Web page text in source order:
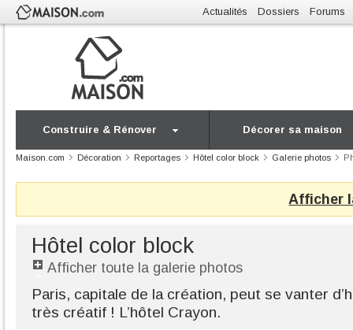
Actualités Dossiers Forums
Construire & Rénover Décorer sa maison
Maison.com Décoration Reportages Hôtel color block Galerie photos
Afficher
Hôtel color block
Afficher toute la galerie photos
Paris, capitale de la création, peut se vanter
très créatif ! L’hôtel Crayon.